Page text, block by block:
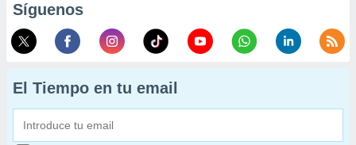
Síguenos
El Tiempo en tu email